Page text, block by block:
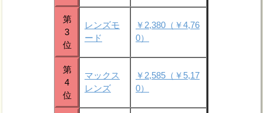
第
3
位
レンズモ
ード
￥2,380（￥4,76
0）
第
4
位
マックス
レンズ
￥2,585（￥5,17
0）